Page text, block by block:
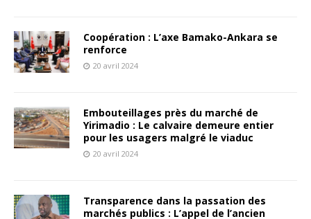
Coopération : L’axe Bamako-Ankara se
renforce
20 avril 2024
Embouteillages près du marché de
Yirimadio : Le calvaire demeure entier
pour les usagers malgré le viaduc
20 avril 2024
Transparence dans la passation des
marchés publics : L’appel de l’ancien